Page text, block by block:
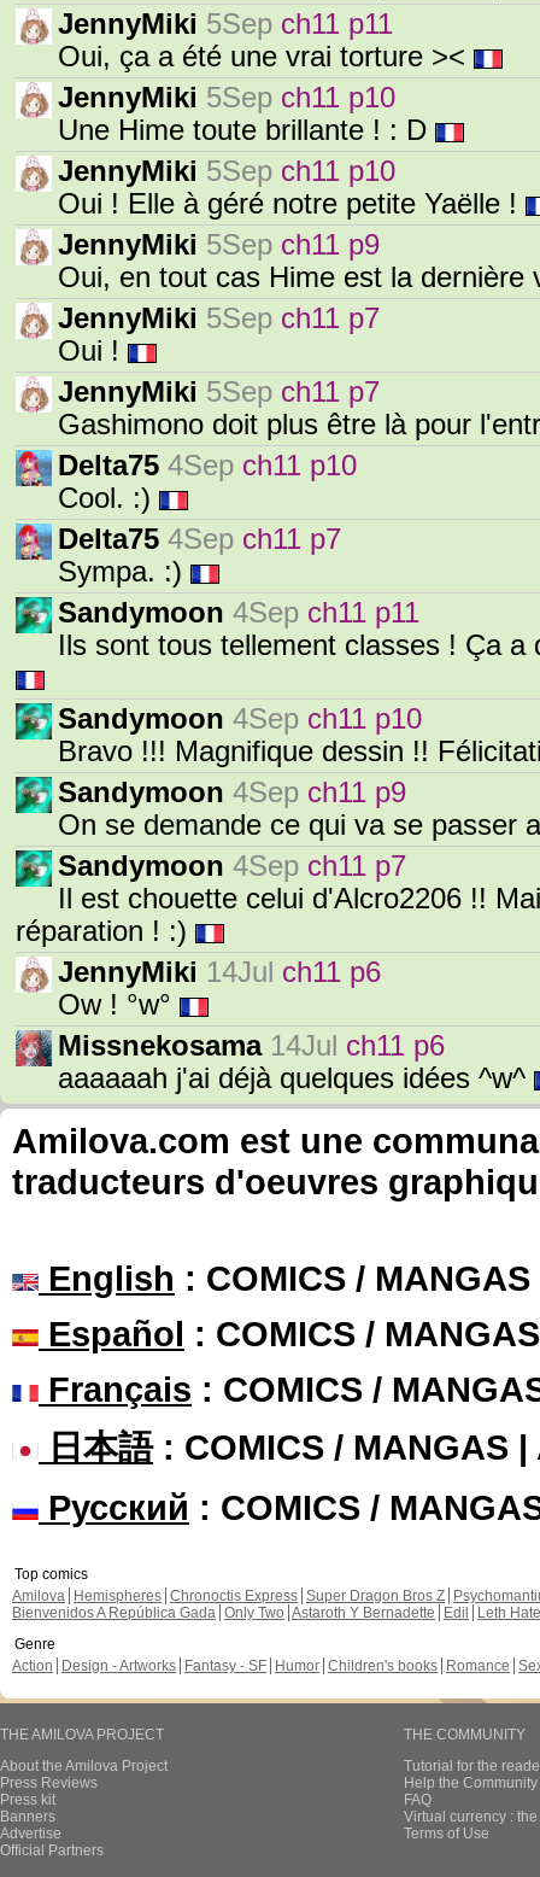
JennyMiki 5Sep ch11 p11
Oui, ça a été une vrai torture ><
JennyMiki 5Sep ch11 p10
Une Hime toute brillante ! : D
JennyMiki 5Sep ch11 p10
Oui ! Elle à géré notre petite Yaëlle !
JennyMiki 5Sep ch11 p9
Oui, en tout cas Hime est la dernière
JennyMiki 5Sep ch11 p7
Oui !
JennyMiki 5Sep ch11 p7
Gashimono doit plus être là pour
Delta75 4Sep ch11 p10
Cool. :)
Delta75 4Sep ch11 p7
Sympa. :)
Sandymoon 4Sep ch11 p11
Ils sont tous tellement classes ! Ça
Sandymoon 4Sep ch11 p10
Bravo !!! Magnifique dessin !!
Sandymoon 4Sep ch11 p9
On se demande ce qui va se passer
Sandymoon 4Sep ch11 p7
Il est chouette celui d'Alcro2206 !!
réparation ! :)
JennyMiki 14Jul ch11 p6
Ow ! °w°
Missnekosama 14Jul ch11 p6
aaaaaah j'ai déjà quelques idées ^w^
Amilova.com est une
traducteurs d'oeuvres
English : COMICS /
Español : COMICS /
Français : COMICS /
日本語: COMICS / MANGAS |
Русский : COMICS /
Top comics
Amilova
Hemispheres Chronoctis Express Super Dragon Bros Z
Bienvenidos A República Gada Only Two Astaroth Y Bernadette Edil
Leth Hate
Genre
Action
Design - Artworks Fantasy - SF Humor Children's books Romance
THE AMILOVA PROJECT
About the Amilova Project
Press Reviews
Press kit
Banners
Advertise
Official Partners
THE COMMUNITY
Tutorial for the
Help the
FAQ
Virtual currency :
Terms of Use